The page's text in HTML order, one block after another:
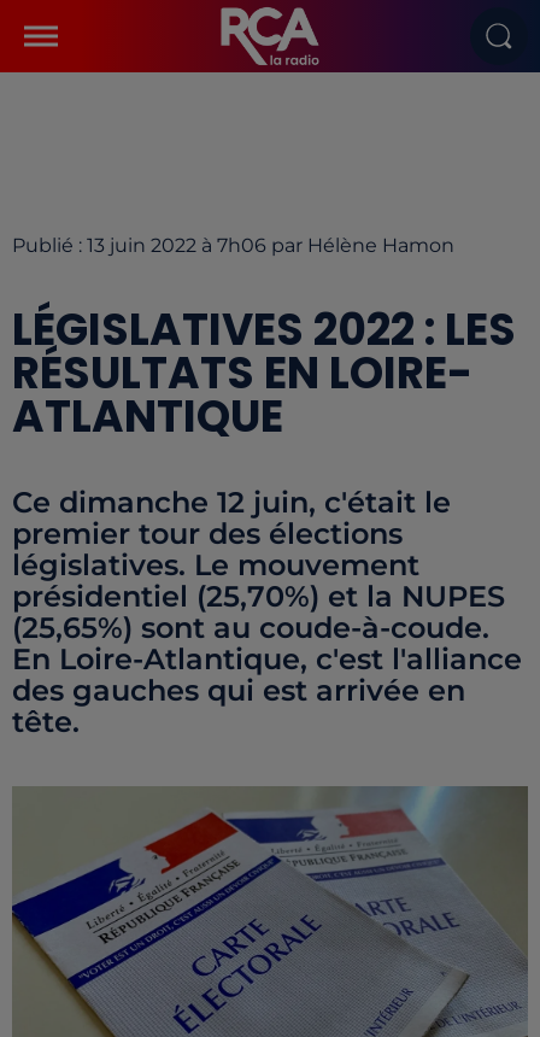
Publié : 13 juin 2022 à 7h06 par Hélène Hamon
LÉGISLATIVES 2022 : LES
RÉSULTATS EN LOIRE-
ATLANTIQUE
Ce dimanche 12 juin, c'était le
premier tour des élections
législatives. Le mouvement
présidentiel (25,70%) et la NUPES
(25,65%) sont au coude-à-coude.
En Loire-Atlantique, c'est l'alliance
des gauches qui est arrivée en
tête.